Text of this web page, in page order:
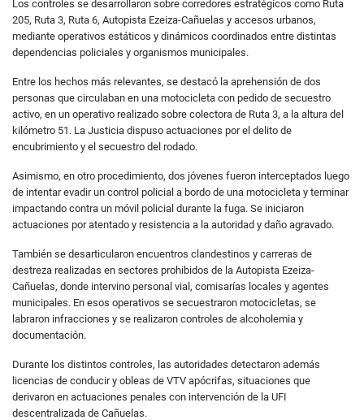
Los controles se desarrollaron sobre corredores estratégicos como Ruta
205, Ruta 3, Ruta 6, Autopista Ezeiza-Cañuelas y accesos urbanos,
mediante operativos estáticos y dinámicos coordinados entre distintas
dependencias policiales y organismos municipales.
Entre los hechos más relevantes, se destacó la aprehensión de dos
personas que circulaban en una motocicleta con pedido de secuestro
activo, en un operativo realizado sobre colectora de Ruta 3, a la altura del
kilómetro 51. La Justicia dispuso actuaciones por el delito de
encubrimiento y el secuestro del rodado.
Asimismo, en otro procedimiento, dos jóvenes fueron interceptados luego
de intentar evadir un control policial a bordo de una motocicleta y terminar
impactando contra un móvil policial durante la fuga. Se iniciaron
actuaciones por atentado y resistencia a la autoridad y daño agravado.
También se desarticularon encuentros clandestinos y carreras de
destreza realizadas en sectores prohibidos de la Autopista Ezeiza-
Cañuelas, donde intervino personal vial, comisarías locales y agentes
municipales. En esos operativos se secuestraron motocicletas, se
labraron infracciones y se realizaron controles de alcoholemia y
documentación.
Durante los distintos controles, las autoridades detectaron además
licencias de conducir y obleas de VTV apócrifas, situaciones que
derivaron en actuaciones penales con intervención de la UFI
descentralizada de Cañuelas.